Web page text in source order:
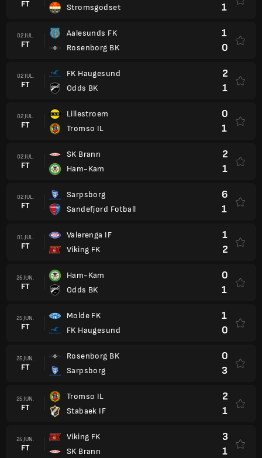
FT
Stromsgodset
1
02 JUL.
FT
Aalesunds FK
Rosenborg BK
1
0
02 JUL.
FT
FK Haugesund
Odds BK
2
1
02 JUL.
FT
Lillestroem
Tromso IL
0
1
02 JUL.
FT
SK Brann
Ham-Kam
2
1
02 JUL.
FT
Sarpsborg
Sandefjord Fotball
6
1
01 JUL.
FT
Valerenga IF
Viking FK
1
2
25 JUN.
FT
Ham-Kam
Odds BK
0
1
25 JUN.
FT
Molde FK
FK Haugesund
1
0
25 JUN.
FT
Rosenborg BK
Sarpsborg
0
3
25 JUN.
FT
Tromso IL
Stabaek IF
2
1
24 JUN.
FT
Viking FK
SK Brann
3
1